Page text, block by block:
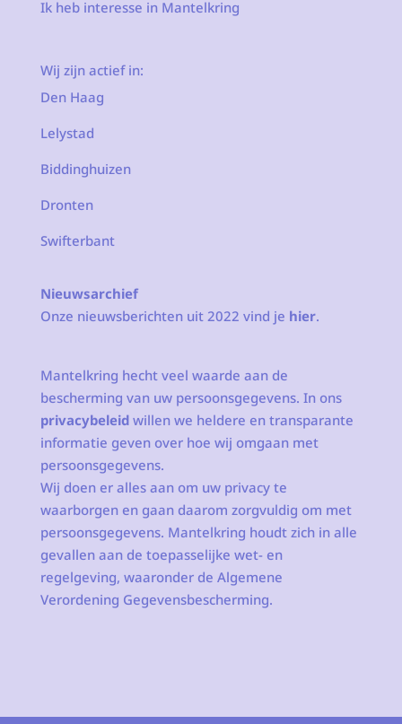
Ik heb interesse in Mantelkring
Wij zijn actief in:
Den Haag
Lelystad
Biddinghuizen
Dronten
Swifterbant
Nieuwsarchief
Onze nieuwsberichten uit 2022 vind je hier.
Mantelkring hecht veel waarde aan de
bescherming van uw persoonsgegevens. In ons
privacybeleidwillen we heldere en transparante
informatie geven over hoe wij omgaan met
persoonsgegevens.
Wij doen er alles aan om uw privacy te
waarborgen en gaan daarom zorgvuldig om met
persoonsgegevens. Mantelkring houdt zich in alle
gevallen aan de toepasselijke wet- en
regelgeving, waaronder de Algemene
Verordening Gegevensbescherming.